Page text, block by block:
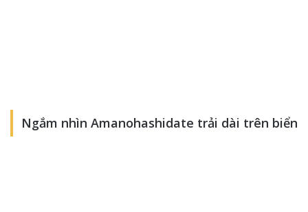
Ngắm nhìn Amanohashidate trải dài trên biển